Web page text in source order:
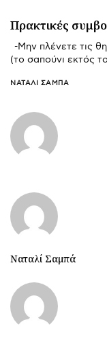
Πρακτικές
-Μην πλένετε τις
(το σαπούνι εκτός
ΝΑΤΑΛΊ ΣΑΜΠΆ
Ναταλί Σαμπά